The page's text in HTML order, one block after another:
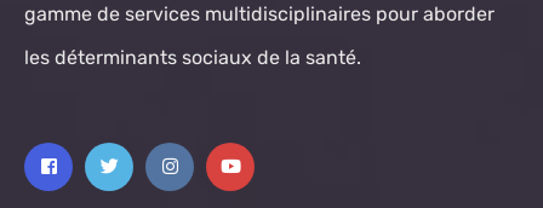
gamme de services multidisciplinaires pour aborder
les déterminants sociaux de la santé.